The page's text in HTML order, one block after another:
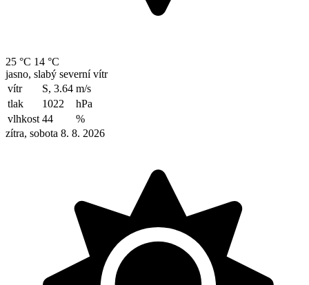
25 °C 14 °C
jasno, slabý severní vítr
vítr
S, 3.64 m/s
tlak
1022
hPa
vlhkost 44
%
zítra, sobota 8. 8. 2026